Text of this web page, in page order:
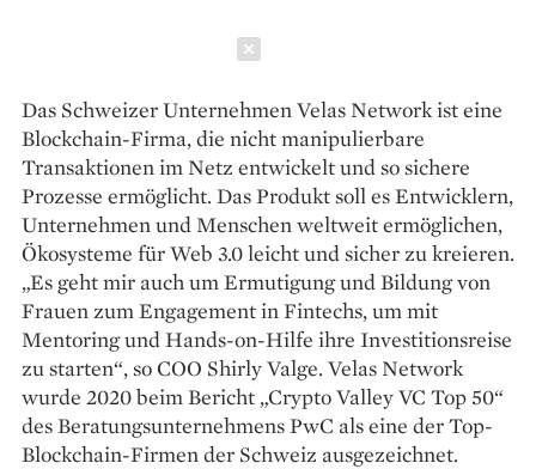
Das Schweizer Unternehmen Velas Network ist eine
Blockchain-Firma, die nicht manipulierbare
Transaktionen im Netz entwickelt und so sichere
Prozesse ermöglicht. Das Produkt soll es Entwicklern,
Unternehmen und Menschen weltweit ermöglichen,
Ökosysteme für Web 3.0 leicht und sicher zu kreieren.
„Es geht mir auch um Ermutigung und Bildung von
Frauen zum Engagement in Fintechs, um mit
Mentoring und Hands-on-Hilfe ihre Investitionsreise
zu starten“, so COO Shirly Valge. Velas Network
wurde 2020 beim Bericht „Crypto Valley VC Top 50“
des Beratungsunternehmens PwC als eine der Top-
Blockchain-Firmen der Schweiz ausgezeichnet.